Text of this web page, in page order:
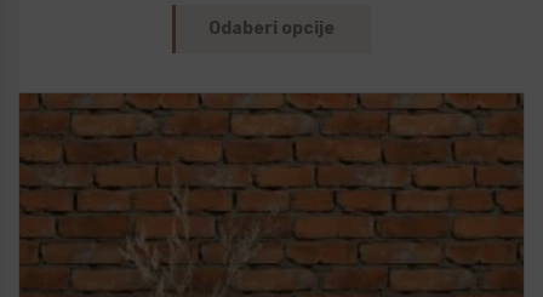
Odaberi opcije